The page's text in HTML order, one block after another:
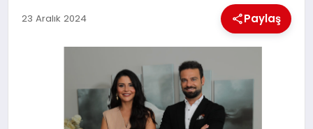
MAGAZIN
23 Aralık 2024 Paylaş